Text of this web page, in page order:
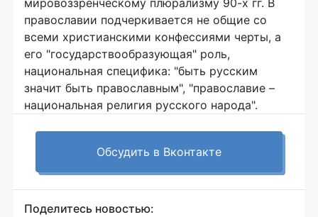
мировоззренческому плюрализму 90-х гг. В
православии подчеркивается не общие со
всеми христианскими конфессиями черты, а
его "государствообразующая" роль,
национальная специфика: "быть русским
значит быть православным", "православие –
национальная религия русского народа".
Обсудить в Вконтакте
Поделитесь новостью: